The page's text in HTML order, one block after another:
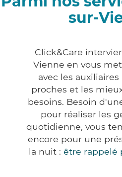
sur-
Click&Care
Vienne en vous
avec les
proches et les
besoins. Besoin
pour réaliser les
quotidienne, vous
encore pour une
la nuit : être rappelé